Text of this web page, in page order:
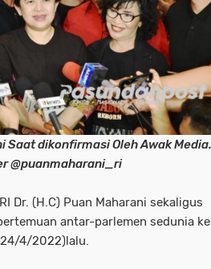
Saat dikonfirmasi Oleh Awak Media.
@puanmaharani_ri
Dr. (H.C) Puan Maharani sekaligus
antar-parlemen sedunia ke
24/4/2022)lalu.